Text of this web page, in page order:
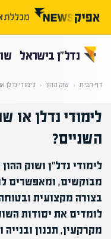
נדל”ן בישראל
דף הבית ‹ שוק ההון ‹ לימודי נדלן
לימודי נדלן או
השניים?
לימודי נדל"ן ושוק
מבוקשים, ומאפשרים
בצורה מקצועית
לומדים את יסודות
מקרקעין, תכנון